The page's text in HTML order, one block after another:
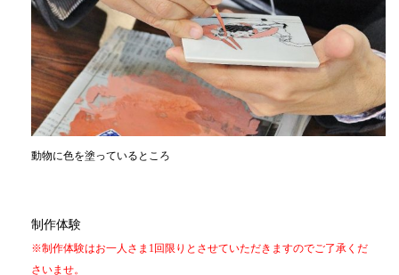
動物に色を塗っているところ
制作体験
※制作体験はお一人さま1回限りとさせていただきますのでご了承くだ
さいませ。